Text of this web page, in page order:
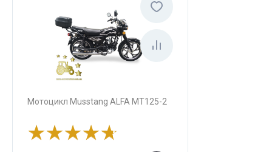
Мотоцикл Musstang ALFA MT125-2